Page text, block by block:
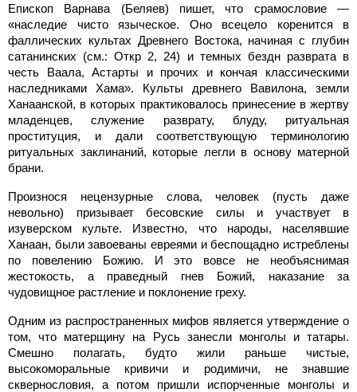
Епископ Варнава (Беляев) пишет, что срамословие —
«наследие чисто языческое. Оно всецело коренится в
фаллических культах Древнего Востока, начиная с глубин
сатанинских (см.: Откр 2, 24) и темных бездн разврата в
честь Ваала, Астарты и прочих и кончая классическими
наследниками Хама». Культы древнего Вавилона, земли
Ханаанской, в которых практиковалось принесение в жертву
младенцев, служение разврату, блуду, ритуальная
проституция, и дали соответствующую терминологию
ритуальных заклинаний, которые легли в основу матерной
брани.
Произнося нецензурные слова, человек (пусть даже
невольно) призывает бесовские силы и участвует в
изуверском культе. Известно, что народы, населявшие
Ханаан, были завоеваны евреями и беспощадно истреблены
по повелению Божию. И это вовсе не необъяснимая
жестокость, а праведный гнев Божий, наказание за
чудовищное растление и поклонение греху.
Одним из распространенных мифов является утверждение о
том, что матерщину на Русь занесли монголы и татары.
Смешно полагать, будто жили раньше чистые,
высокоморальные кривичи и родимичи, не знавшие
сквернословия, а потом пришли испорченные монголы и